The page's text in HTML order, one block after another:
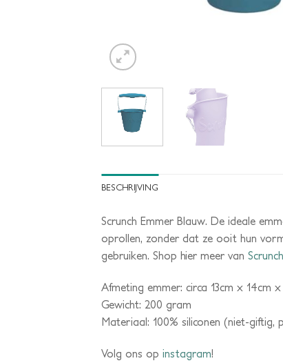
BESCHRIJVING
Scrunch Emmer Blauw. De ideale
oprollen, zonder dat ze ooit hun
gebruiken. Shop hier meer van Scrunch
Afmeting emmer: circa 13cm x 14cm x
Gewicht: 200 gram
Materiaal: 100% siliconen (niet-giftig,
Volg ons op instagram!